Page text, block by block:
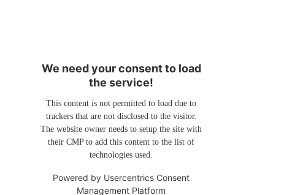
We need your consent to load
the service!
This content is not permitted to load due to
trackers that are not disclosed to the visitor.
The website owner needs to setup the site with
their CMP to add this content to the list of
technologies used.
Powered by Usercentrics Consent
Management Platform